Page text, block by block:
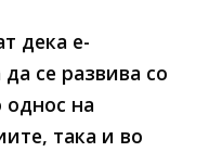
дека е-
се развива со
однос на
така и во